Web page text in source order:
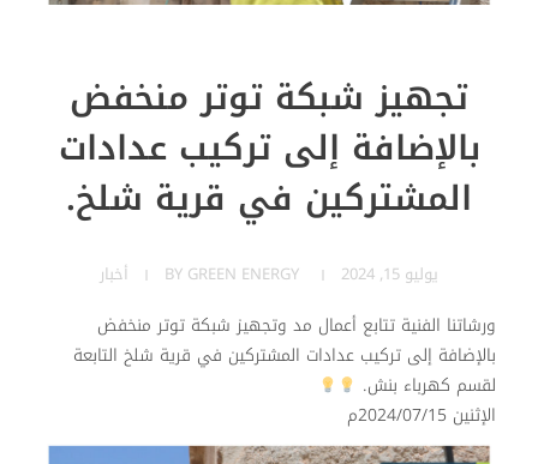
تجهيز شبكة توتر منخفض
بالإضافة إلى تركيب عدادات
المشتركين في قرية شلخ.
يوليو 15, 2024 BY GREEN ENERGY أخبار
ورشاتنا الفنية تتابع أعمال مد وتجهيز شبكة توتر منخفض
بالإضافة إلى تركيب عدادات المشتركين في قرية شلخ التابعة
لقسم كهرباء بنش.
الإثنين 2024/07/15م